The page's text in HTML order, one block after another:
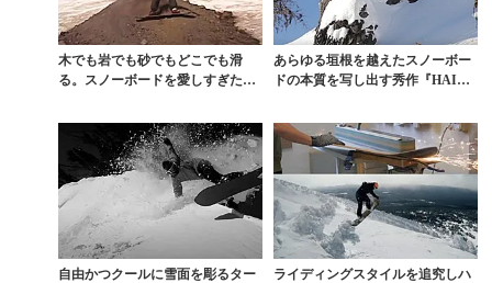
木でも岩でも砂でもどこでも滑
る。スノーボードを愛しすぎた男
あらゆる垣根を越えたスノーボー
ドの本質を写し出す秀作『HAIL
自由かつクールに雪面を彫るター
ライディングスタイルを追究しハ